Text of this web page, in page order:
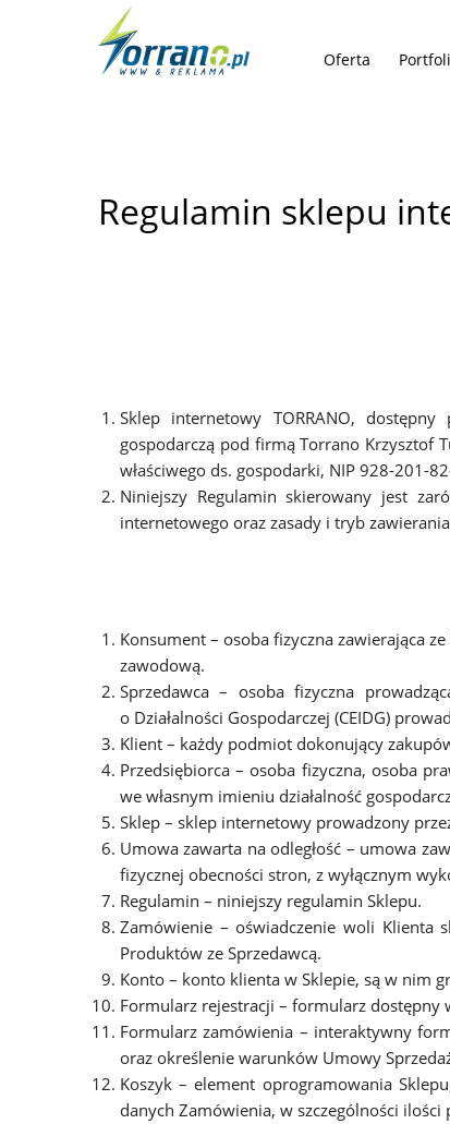
Oferta
Regulamin sklepu
Sklep internetowy TORRANO,
gospodarczą pod firmą Torrano Krzysztof
właściwego ds. gospodarki, NIP 928-201-
Niniejszy Regulamin skierowany jest
internetowego oraz zasady i tryb
Konsument – osoba fizyczna zawierająca
zawodową.
Sprzedawca – osoba fizyczna
o Działalności Gospodarczej (CEIDG)
Klient – każdy podmiot dokonujący
Przedsiębiorca – osoba fizyczna, osoba
we własnym imieniu działalność
Sklep – sklep internetowy prowadzony
Umowa zawarta na odległość – umowa
fizycznej obecności stron, z wyłącznym
Regulamin – niniejszy regulamin Sklepu.
Zamówienie – oświadczenie woli Klienta
Produktów ze Sprzedawcą.
Konto – konto klienta w Sklepie, są w nim
Formularz rejestracji – formularz dostępny
Formularz zamówienia – interaktywny
oraz określenie warunków Umowy
Koszyk – element oprogramowania
danych Zamówienia, w szczególności ilości